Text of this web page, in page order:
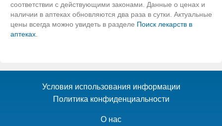
соответствии с действующими законами. Данные о ценах и
наличии в аптеках обновляются два раза в сутки. Актуальные
цены всегда можно увидеть в разделе Поиск лекарств в
аптеках.
Условия использования информации
Политика конфиденциальности
О нас